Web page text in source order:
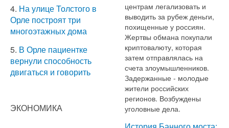
4. На улице Толстого в
Орле построят три
многоэтажных дома
5. В Орле пациентке
вернули способность
двигаться и говорить
ЭКОНОМИКА
центрам легализовать и
выводить за рубеж деньги,
похищенные у россиян.
Жертвы обмана покупали
криптовалюту, которая
затем отправлялась на
счета злоумышленников.
Задержанные - молодые
жители российских
регионов. Возбуждены
уголовные дела.